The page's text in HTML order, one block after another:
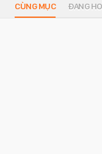
CÙNG MỤC ĐANG